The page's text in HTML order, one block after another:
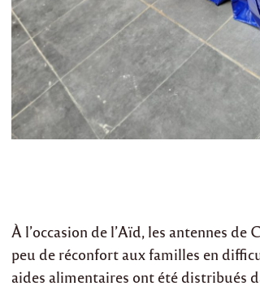
À l’occasion de l’Aïd, les antennes
peu de réconfort aux familles en
aides alimentaires ont été distribués